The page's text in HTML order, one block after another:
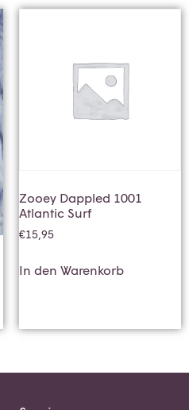
Zooey Dappled 1001
Atlantic Surf
€15,95
In den Warenkorb